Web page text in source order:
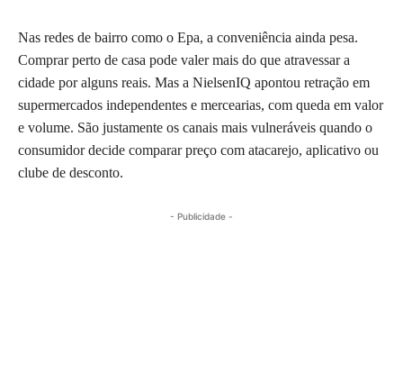
Nas redes de bairro como o Epa, a conveniência ainda pesa.
Comprar perto de casa pode valer mais do que atravessar a
cidade por alguns reais. Mas a NielsenIQ apontou retração em
supermercados independentes e mercearias, com queda em valor
e volume. São justamente os canais mais vulneráveis quando o
consumidor decide comparar preço com atacarejo, aplicativo ou
clube de desconto.
- Publicidade -